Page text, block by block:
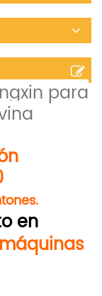
para
.
en